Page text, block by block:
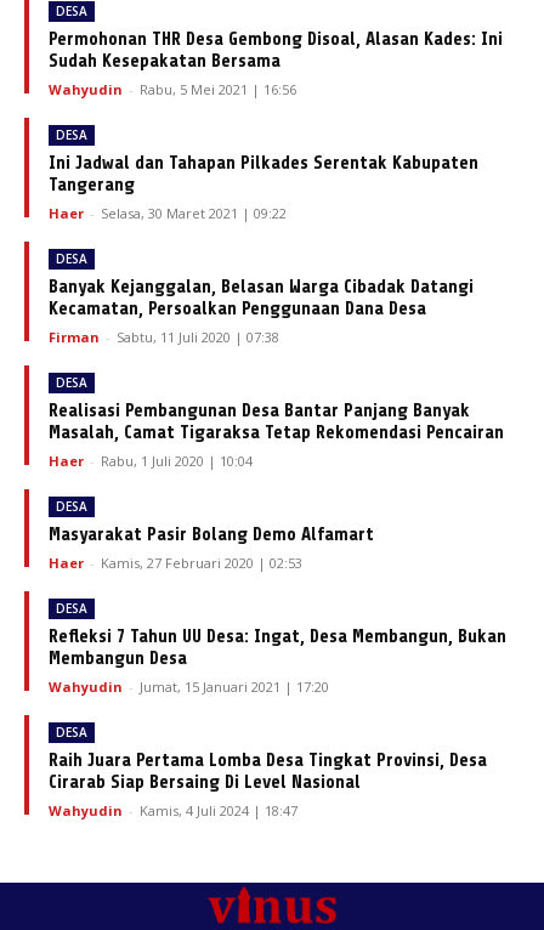
DESA
Permohonan THR Desa Gembong Disoal, Alasan Kades: Ini
Sudah Kesepakatan Bersama
Wahyudin - Rabu, 5 Mei 2021 | 16:56
DESA
Ini Jadwal dan Tahapan Pilkades Serentak Kabupaten
Tangerang
Haer - Selasa, 30 Maret 2021 | 09:22
DESA
Banyak Kejanggalan, Belasan Warga Cibadak Datangi
Kecamatan, Persoalkan Penggunaan Dana Desa
Firman - Sabtu, 11 Juli 2020 | 07:38
DESA
Realisasi Pembangunan Desa Bantar Panjang Banyak
Masalah, Camat Tigaraksa Tetap Rekomendasi Pencairan
Haer - Rabu, 1 Juli 2020 | 10:04
DESA
Masyarakat Pasir Bolang Demo Alfamart
Haer - Kamis, 27 Februari 2020 | 02:53
DESA
Refleksi 7 Tahun UU Desa: Ingat, Desa Membangun, Bukan
Membangun Desa
Wahyudin - Jumat, 15 Januari 2021 | 17:20
DESA
Raih Juara Pertama Lomba Desa Tingkat Provinsi, Desa
Cirarab Siap Bersaing Di Level Nasional
Wahyudin - Kamis, 4 Juli 2024 | 18:47